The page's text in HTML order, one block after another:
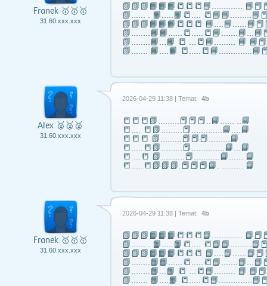
Franek 🥇🥇🥇
31.60.xxx.xxx
📗📗📗📙📙📙📒📒📒📘……..…..
📗...... . 📙…..📙📒….
📗📗📗📙📙📙📒📒📒
📗……..📙…📙 📒 …📒📘……... 📘
📗……. 📙….📙
Alex 🥈🥈🥈
31.60.xxx.xxx
2026-04-29 11:38 | Temat: 4b
📒📒📒📗………📕📕📕..📘…… ..📘
📒…. 📒📗………📕………….📘….📘
📒📒📒 📗………📕📕📕………📘
📒…..📒📗………📕…………..📘…📘
📒 …📒 📗……….📕………..📘…… 📘
📒…..📒📗📗📗.📕📕📕📘. ……… 📘
Franek 🥇🥇🥇
31.60.xxx.xxx
2026-04-29 11:38 | Temat: 4b
📗📗📗📙📙📙📒📒📒📘……..…..
📗...... . 📙…..📙📒….
📗📗📗📙📙📙📒📒📒
📗……..📙…📙 📒 …📒📘……... 📘
📗……. 📙….📙